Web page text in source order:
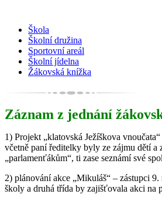
Škola
Školní družina
Sportovní areál
Školní jídelna
Žákovská knížka
Záznam z jednání
1) Projekt „klatovská Ježíškova
včetně paní ředitelky byly ze zájmu dětí a
„parlamenťákům“, ti zase seznámí své
2) plánování akce „Mikuláš“ – zástupci
školy a druhá třída by zajišťovala akci na